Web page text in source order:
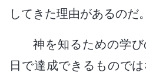
してきた理由があるのだ。
神を知るための学
日で達成できるもので